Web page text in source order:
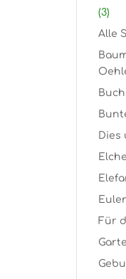
(3)
Alle
Dies
Elche
Für